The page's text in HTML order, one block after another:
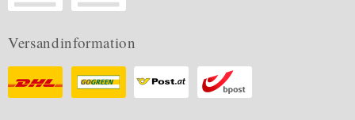
Versandinformation